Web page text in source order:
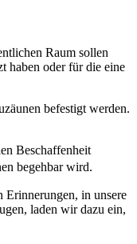
Raum sollen
haben oder für die eine
befestigt werden.
Beschaffenheit
begehbar wird.
Erinnerungen, in unsere
laden wir dazu ein,